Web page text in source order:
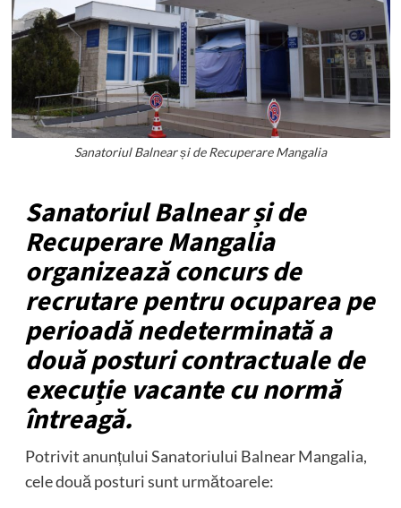
Sanatoriul Balnear și de Recuperare Mangalia
Sanatoriul Balnear și de
Recuperare Mangalia
organizează concurs de
recrutare pentru ocuparea pe
perioadă nedeterminată a
două posturi contractuale de
execuție vacante cu normă
întreagă.
Potrivit anunțului Sanatoriului Balnear Mangalia,
cele două posturi sunt următoarele: